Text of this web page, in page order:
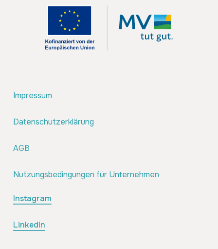
Impressum
Datenschutzerklärung
AGB
Nutzungsbedingungen für Unternehmen
Instagram
LinkedIn